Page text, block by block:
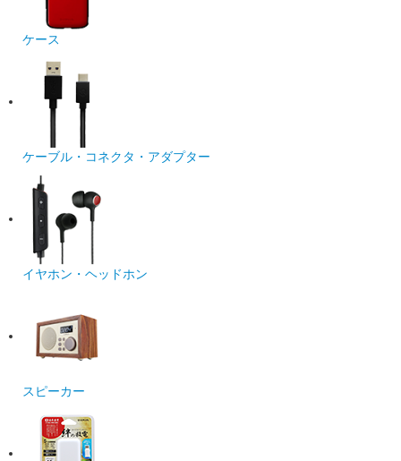
ケース
ケーブル・コネクタ・アダプター
イヤホン・ヘッドホン
スピーカー